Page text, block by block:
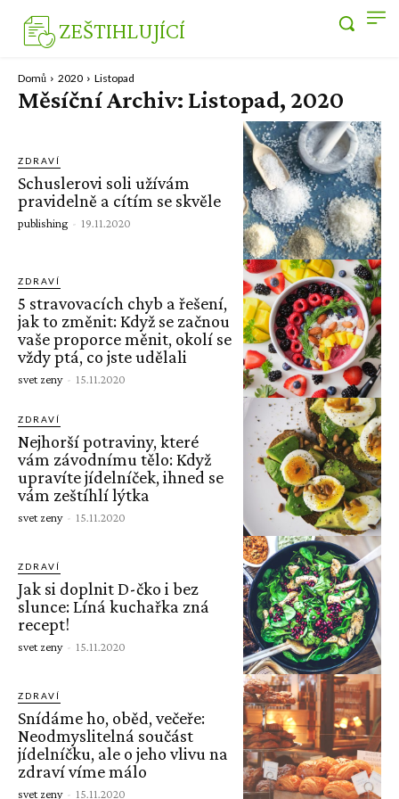
ZEŠTIHLUJÍCÍ
Domů 2020 Listopad
Měsíční Archiv: Listopad, 2020
ZDRAVÍ
Schuslerovi soli užívám
pravidelně a cítím se skvěle
publishing - 19.11.2020
ZDRAVÍ
5 stravovacích chyb a řešení,
jak to změnit: Když se začnou
vaše proporce měnit, okolí se
vždy ptá, co jste udělali
svet zeny - 15.11.2020
ZDRAVÍ
Nejhorší potraviny, které
vám závodnímu tělo: Když
upravíte jídelníček, ihned se
vám zeštíhlí lýtka
svet zeny - 15.11.2020
ZDRAVÍ
Jak si doplnit D-čko i bez
slunce: Líná kuchařka zná
recept!
svet zeny - 15.11.2020
ZDRAVÍ
Snídáme ho, oběd, večeře:
Neodmyslitelná součást
jídelníčku, ale o jeho vlivu na
zdraví víme málo
svet zeny - 15.11.2020